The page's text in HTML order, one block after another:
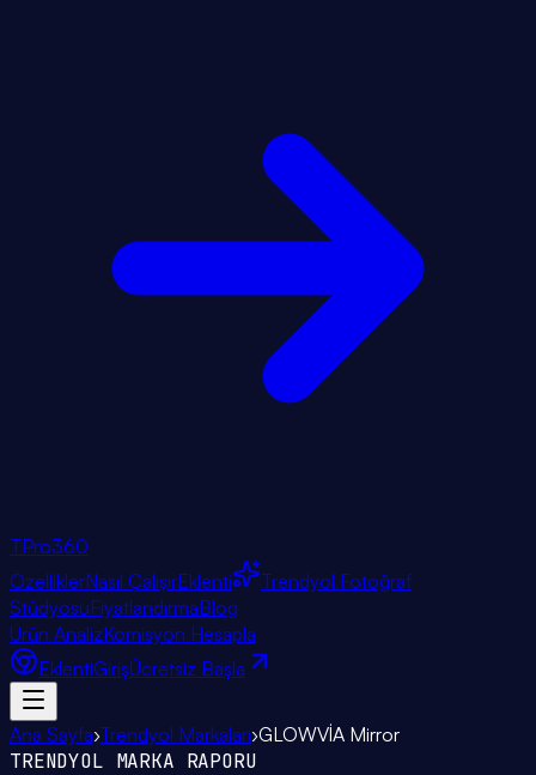
TPro360
ÖzelliklerNasıl ÇalışırEklenti
Trendyol Fotoğraf
StüdyosuFiyatlandırmaBlog
Ürün AnalizKomisyon Hesapla
EklentiGirişÜcretsiz Başla
Ana Sayfa›Trendyol Markaları›GLOWVİA Mirror
TRENDYOL MARKA RAPORU